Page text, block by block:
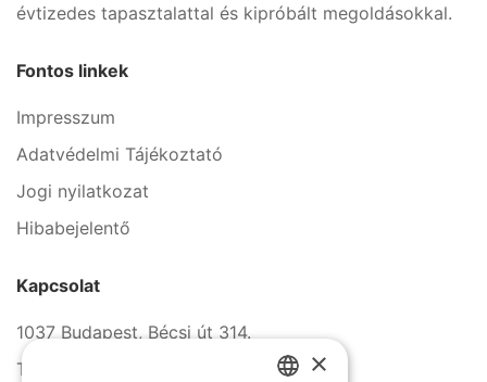
évtizedes tapasztalattal és kipróbált megoldásokkal.
Fontos linkek
Impresszum
Adatvédelmi Tájékoztató
Jogi nyilatkozat
Hibabejelentő
Kapcsolat
1037 Budapest, Bécsi út 314.
Tel.: +36 1 272 2140
×